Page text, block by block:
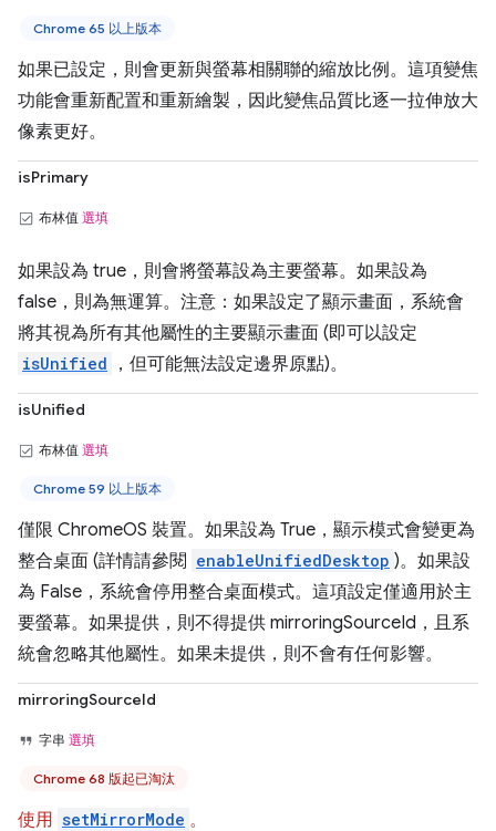
Chrome 65 以上版本
如果已設定，則會更新與螢幕相關聯的縮放比例。這項變焦
功能會重新配置和重新繪製，因此變焦品質比逐一拉伸放大
像素更好。
isPrimary
布林值 選填
如果設為 true，則會將螢幕設為主要螢幕。如果設為
false，則為無運算。注意：如果設定了顯示畫面，系統會
將其視為所有其他屬性的主要顯示畫面 (即可以設定
isUnified ，但可能無法設定邊界原點)。
isUnified
布林值 選填
Chrome 59 以上版本
僅限 ChromeOS 裝置。如果設為 True，顯示模式會變更為
整合桌面 (詳情請參閱 enableUnifiedDesktop )。如果設
為 False，系統會停用整合桌面模式。這項設定僅適用於主
要螢幕。如果提供，則不得提供 mirroringSourceId，且系
統會忽略其他屬性。如果未提供，則不會有任何影響。
mirroringSourceId
字串 選填
Chrome 68 版起已淘汰
使用 setMirrorMode 。